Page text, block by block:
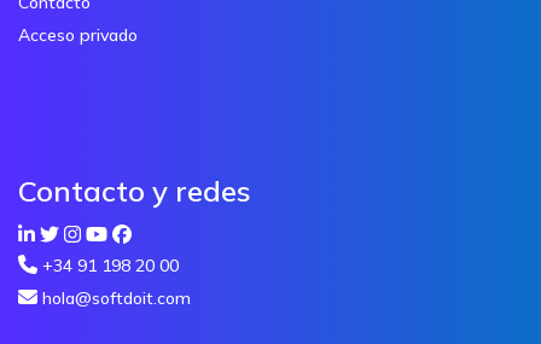
Acceso privado
Contacto y redes
+34 91 198 20 00
hola@softdoit.com